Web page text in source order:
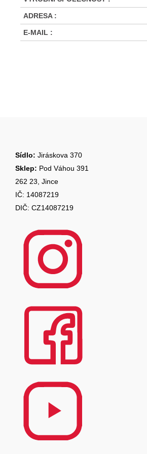
ADRESA :
E-MAIL :
Sídlo: Jiráskova 370
Sklep: Pod Váhou 391
262 23, Jince
IČ: 14087219
DIČ: CZ14087219